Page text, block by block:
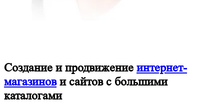
Создание и продвижение интернет-
магазинови сайтов с большими
каталогами